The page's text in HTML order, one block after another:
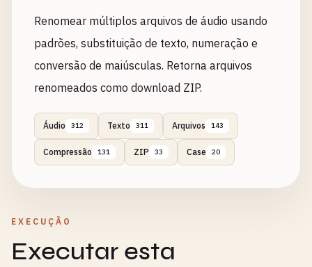
Renomear múltiplos arquivos de áudio usando
padrões, substituição de texto, numeração e
conversão de maiúsculas. Retorna arquivos
renomeados como download ZIP.
Áudio 312 Texto 311 Arquivos 143
Compressão 131 ZIP 33 Case 20
EXECUÇÃO
Executar esta